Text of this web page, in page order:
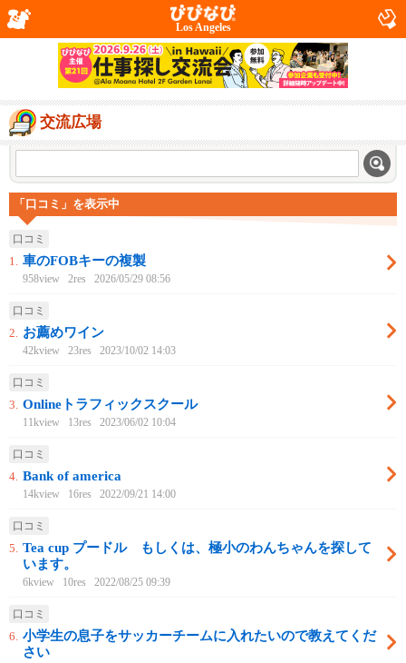
Los Angeles
交流広場
「口コミ」を表示中
口コミ
1. 車のFOBキーの複製
958view 2res 2026/05/29 08:56
口コミ
2. お薦めワイン
42kview 23res 2023/10/02 14:03
口コミ
3. Onlineトラフィックスクール
11kview 13res 2023/06/02 10:04
口コミ
4. Bank of america
14kview 16res 2022/09/21 14:00
口コミ
5. Tea cup プードル もしくは、極小のわんちゃんを探して
います。
6kview 10res 2022/08/25 09:39
口コミ
6. 小学生の息子をサッカーチームに入れたいので教えてくだ
さい